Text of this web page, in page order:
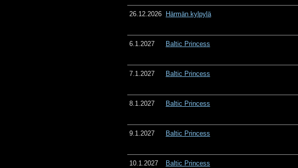
26.12.2026 Härmän kylpylä
6.1.2027 Baltic Princess
7.1.2027 Baltic Princess
8.1.2027 Baltic Princess
9.1.2027 Baltic Princess
10.1.2027 Baltic Princess